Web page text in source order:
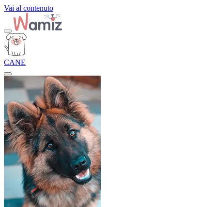
Vai al contenuto
CANE